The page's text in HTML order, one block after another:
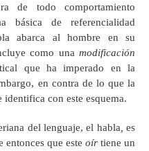
de todo comportamiento
básica de referencialidad
abarca al hombre en su
como una modificación
que ha imperado en la
en contra de lo que la
con este esquema.
del lenguaje, el habla,es
entonces que este oír tiene un